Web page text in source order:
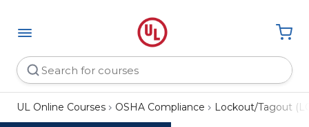
UL Online Courses OSHA Compliance Lockout/Tagout